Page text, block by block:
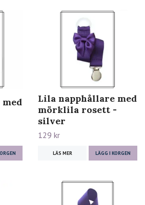
Lila napphållare med
mörklila rosett -
silver
129 kr
LÄS MER LÄGG I KORGEN